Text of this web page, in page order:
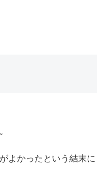
よかったという結末に